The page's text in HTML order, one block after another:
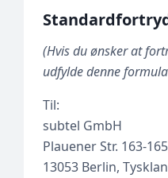
(Hvis du ønsker at
udfylde denne
Til:
subtel GmbH
Plauener Str. 163-
13053 Berlin,